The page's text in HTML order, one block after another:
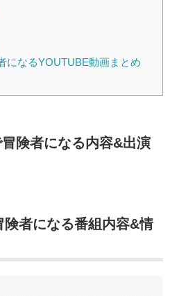
になるYOUTUBE動画まとめ
険者になる内容&出演
者になる番組内容&情